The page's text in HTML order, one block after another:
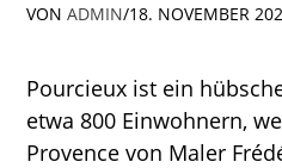
VONADMIN/18. NOVEMBER
Pourcieux ist ein
etwa 800 Einwohnern,
Provence von Maler